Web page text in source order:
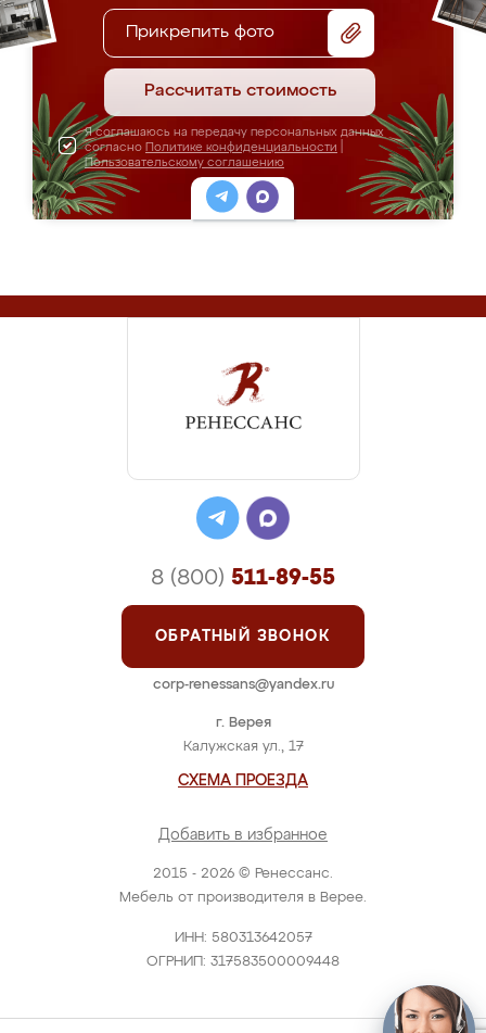
Прикрепить фото
Рассчитать стоимость
Я соглашаюсь на передачу персональных данных
согласно Политике конфиденциальности
Пользовательскому соглашению
2015 - 2026 © Ренессанс.
Мебель от производителя в Верее.
ИНН: 580313642057
ОГРНИП: 317583500009448
г. Верея
Калужская ул., 17
СХЕМА ПРОЕЗДА
Добавить в избранное
8 (800) 511-89-55
ОБРАТНЫЙ ЗВОНОК
corp-renessans@yandex.ru